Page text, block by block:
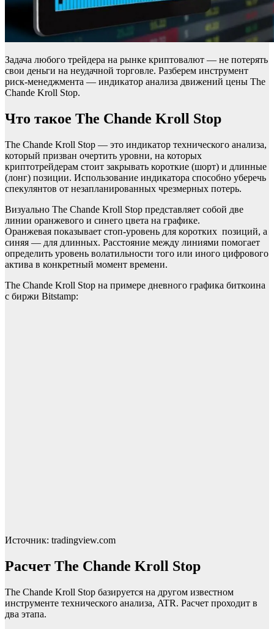
Задача любого трейдера на рынке криптовалют — не потерять
свои деньги на неудачной торговле. Разберем инструмент
риск-менеджмента — индикатор анализа движений цены The
Chande Kroll Stop.
Что такое The Chande Kroll Stop
The Chande Kroll Stop — это индикатор технического анализа,
который призван очертить уровни, на которых
криптотрейдерам стоит закрывать короткие (шорт) и длинные
(лонг) позиции. Использование индикатора способно уберечь
спекулянтов от незапланированных чрезмерных потерь.
Визуально The Chande Kroll Stop представляет собой две
линии оранжевого и синего цвета на графике.
Оранжевая показывает стоп-уровень для коротких позиций, а
синяя — для длинных. Расстояние между линиями помогает
определить уровень волатильности того или иного цифрового
актива в конкретный момент времени.
The Chande Kroll Stop на примере дневного графика биткоина
с биржи Bitstamp:
Источник: tradingview.com
Расчет The Chande Kroll Stop
The Chande Kroll Stop базируется на другом известном
инструменте технического анализа, ATR. Расчет проходит в
два этапа.